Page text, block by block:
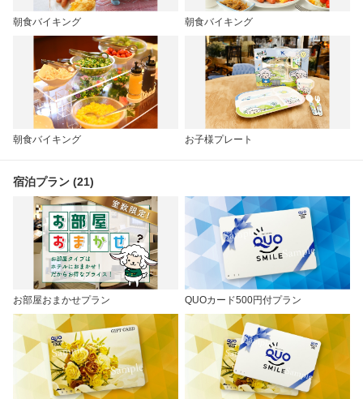
朝食バイキング 朝食バイキング
朝食バイキング お子様プレート
宿泊プラン (21)
お部屋おまかせプラン QUOカード500円付プラン